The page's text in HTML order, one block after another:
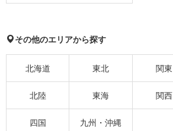
その他のエリアから探す
北海道 東北 関東
北陸 東海 関西
四国 九州・沖縄